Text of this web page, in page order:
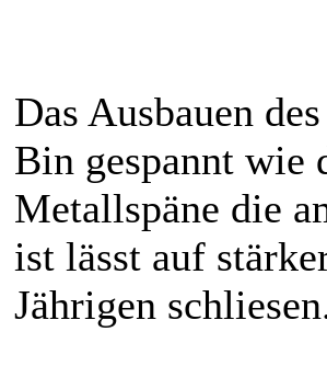
Das Ausbauen
Bin gespannt wie
Metallspäne die
ist lässt auf
Jährigen